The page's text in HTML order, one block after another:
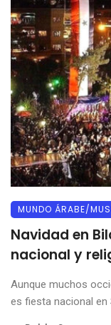
MUNDO ÁRABE/
Navidad en
nacional y
Aunque muchos
es fiesta nacional en